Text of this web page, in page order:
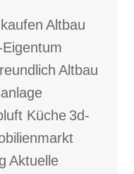
Altbau
Altbau
Küche 3d-
Aktuelle